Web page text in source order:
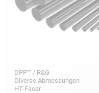
DPP™ / R&G
Diverse Abmessungen
HT-Faser